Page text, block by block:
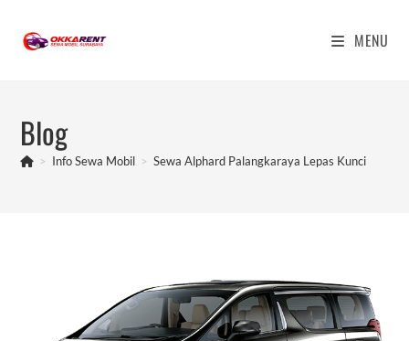
content
MENU
Blog
> Info Sewa Mobil > Sewa Alphard Palangkaraya Lepas Kunci